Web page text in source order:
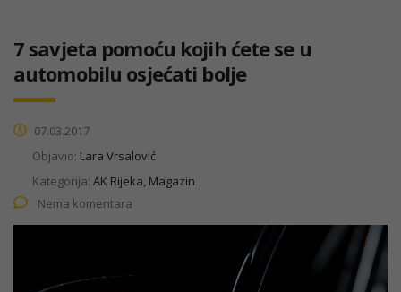
7 savjeta pomoću kojih ćete se u
automobilu osjećati bolje
07.03.2017
Objavio: Lara Vrsalović
Kategorija: AK Rijeka, Magazin
Nema komentara